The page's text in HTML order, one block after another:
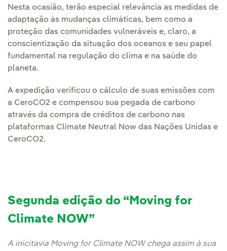
Nesta ocasião, terão especial relevância as medidas de
adaptação às mudanças climáticas, bem como a
proteção das comunidades vulneráveis e, claro, a
conscientização da situação dos oceanos e seu papel
fundamental na regulação do clima e na saúde do
planeta.
A expedição verificou o cálculo de suas emissões com
a CeroCO2 e compensou sua pegada de carbono
através da compra de créditos de carbono nas
plataformas Climate Neutral Now das Nações Unidas e
CeroCO2.
Segunda edição do “Moving for
Climate NOW”
A inicitavia Moving for Climate NOW chega assim à sua